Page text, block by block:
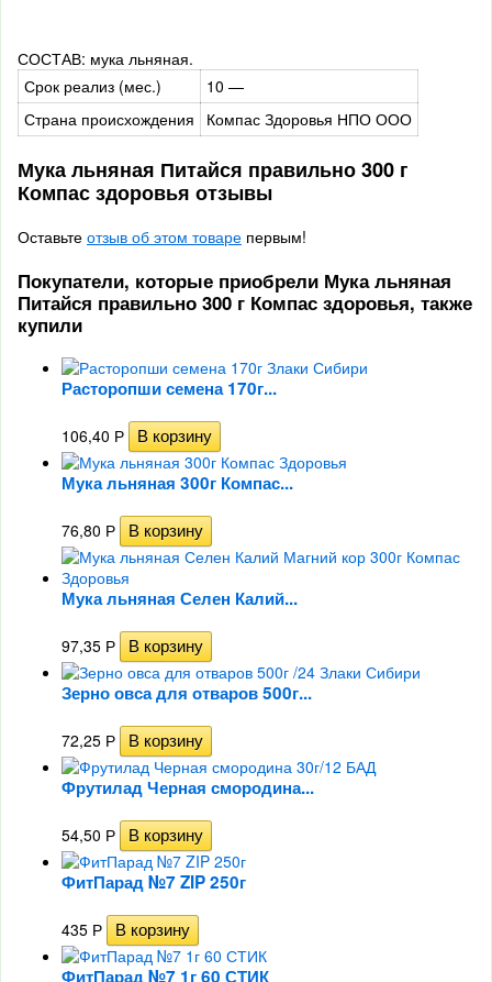
СОСТАВ: мука льняная.
Срок реализ (мес.)
10 —
Страна происхождения
Компас Здоровья НПО ООО
Мука льняная Питайся правильно 300 г
Компас здоровья отзывы
Оставьте отзыв об этом товаре первым!
Покупатели, которые приобрели Мука льняная
Питайся правильно 300 г Компас здоровья, также
купили
Расторопши семена 170г...
106,40 Р
Мука льняная 300г Компас...
76,80 Р
Мука льняная Селен Калий...
97,35 Р
Зерно овса для отваров 500г...
72,25 Р
Фрутилад Черная смородина...
54,50 Р
ФитПарад №7 ZIP 250г
435 Р
ФитПарад №7 1г 60 СТИК